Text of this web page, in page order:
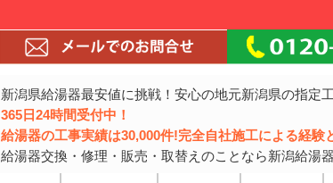
新潟県給湯器最安値に挑戦！安心の地元新潟県の指定
365日24時間受付中！
給湯器の工事実績は30,000件!完全自社施工による経験
給湯器交換・修理・販売・取替えのことなら新潟給湯